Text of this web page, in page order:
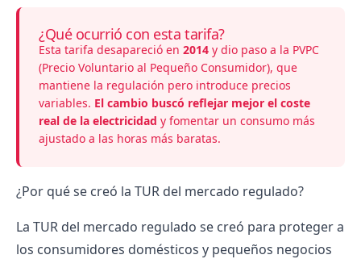
¿Qué ocurrió con esta tarifa?
Esta tarifa desapareció en 2014 y dio paso a la PVPC
(Precio Voluntario al Pequeño Consumidor), que
mantiene la regulación pero introduce precios
variables. El cambio buscó reflejar mejor el coste
real de la electricidad y fomentar un consumo más
ajustado a las horas más baratas.
¿Por qué se creó la TUR del mercado regulado?
La TUR del mercado regulado se creó para proteger a
los consumidores domésticos y pequeños negocios